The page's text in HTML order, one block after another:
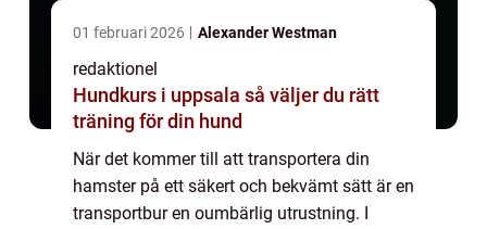
01 februari 2026 Alexander Westman
redaktionel
Hundkurs i uppsala så väljer du rätt
träning för din hund
När det kommer till att transportera din
hamster på ett säkert och bekvämt sätt är en
transportbur en oumbärlig utrustning. I